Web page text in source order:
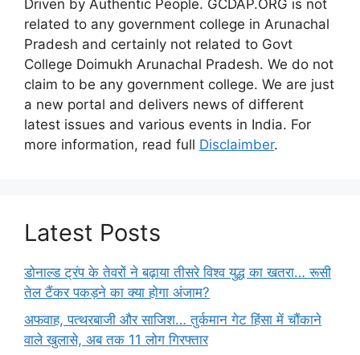
Driven by Authentic People. GCDAP.ORG is not
related to any government college in Arunachal
Pradesh and certainly not related to Govt
College Doimukh Arunachal Pradesh. We do not
claim to be any government college. We are just
a new portal and delivers news of different
latest issues and various events in India. For
more information, read full Disclaimber.
Latest Posts
डोनाल्ड ट्रंप के तेवरों ने बढ़ाया तीसरे विश्व युद्ध का खतरा… रूसी
तेल टैंकर पकड़ने का क्या होगा अंजाम?
अफवाह, पत्थरबाजी और साजिश… तुर्कमान गेट हिंसा में चौंकाने
वाले खुलासे, अब तक 11 लोग गिरफ्तार